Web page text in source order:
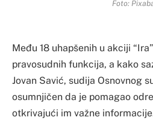
Foto:
Među 18 uhapšenih u akciji
pravosudnih funkcija, a kako
Jovan Savić, sudija Osnovnog
osumnjičen da je pomagao
otkrivajući im važne